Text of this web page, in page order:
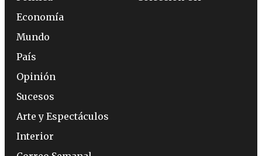
Economía
Mundo
País
Opinión
Sucesos
Arte y Espectáculos
Interior